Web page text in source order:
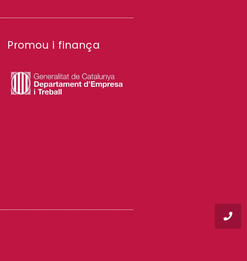
Promou i finança